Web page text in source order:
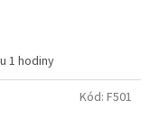
1 hodiny
Kód: F501